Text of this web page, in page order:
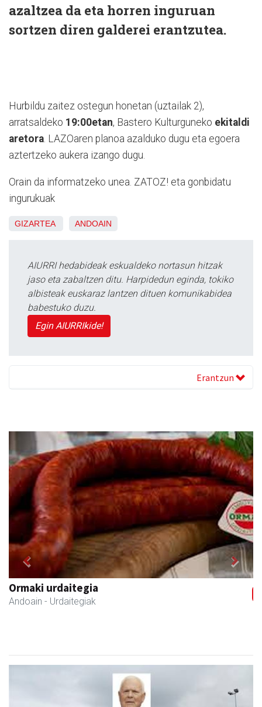
azaltzea da eta horren inguruan
sortzen diren galderei erantzutea.
Hurbildu zaitez ostegun honetan (uztailak 2),
arratsaldeko 19:00etan, Bastero Kulturguneko ekitaldi
aretora. LAZOaren planoa azalduko dugu eta egoera
aztertzeko aukera izango dugu.
Orain da informatzeko unea. ZATOZ! eta gonbidatu
ingurukuak
GIZARTEA ANDOAIN
AIURRI hedabideak eskualdeko nortasun hitzak
jaso eta zabaltzen ditu. Harpidedun eginda, tokiko
albisteak euskaraz lantzen dituen komunikabidea
babestuko duzu.
Egin AIURRIkide!
Erantzun
Ormaki urdaitegia
Andoain - Urdaitegiak
Previous Next